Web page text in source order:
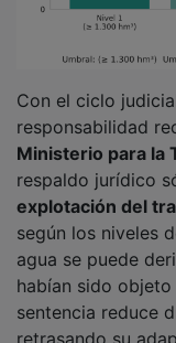
Con el ciclo
responsabilidad
Ministerio para la
respaldo jurídico
explotación del
según los niveles
agua se puede
habían sido
sentencia reduce
retrasando su